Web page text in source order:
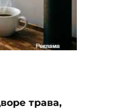
трава,